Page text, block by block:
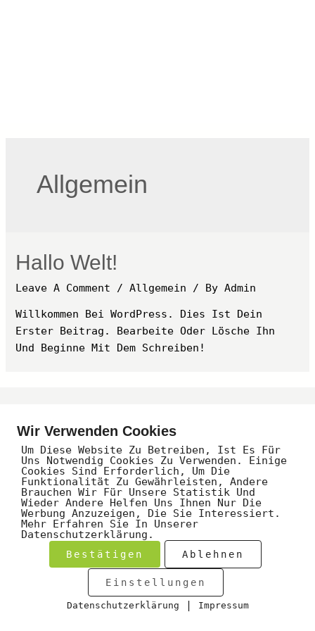
Allgemein
Hallo Welt!
Leave A Comment /Allgemein / ByAdmin
Willkommen Bei WordPress. Dies Ist Dein
Erster Beitrag. Bearbeite Oder Lösche Ihn
Und Beginne Mit Dem Schreiben!
Impressum
©2026 Made By Pixel Am See
Wir Verwenden Cookies
Um Diese Website Zu Betreiben, Ist Es Für
Uns Notwendig Cookies Zu Verwenden. Einige
Cookies Sind Erforderlich, Um Die
Funktionalität Zu Gewährleisten, Andere
Brauchen Wir Für Unsere Statistik Und
Wieder Andere Helfen Uns Ihnen Nur Die
Werbung Anzuzeigen, Die Sie Interessiert.
Mehr Erfahren Sie In Unserer
Datenschutzerklärung.
Bestätigen Ablehnen
Einstellungen
Datenschutzerklärung | Impressum